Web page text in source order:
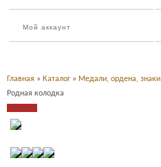
Мой аккаунт
Главная » Каталог » Медали, ордена, знаки
Родная колодка
Продано